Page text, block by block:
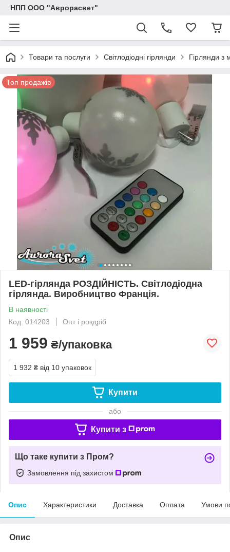
НПП ООО "Аврорасвет"
Товари та послуги Світлодіодні гірлянди Гірлянди з
Топ продажів
LED-гірлянда РОЗДІЙНІСТЬ. Світлодіодна
гірлянда. Виробництво Франція.
В наявності
Код: 014203
Опт і роздріб
1 959 ₴/упаковка
1 932 ₴ від 10 упаковок
Купити
або
Купити з
Що таке купити з Пром?
Замовлення під захистом
Опис Характеристики Доставка Оплата Умови
Опис